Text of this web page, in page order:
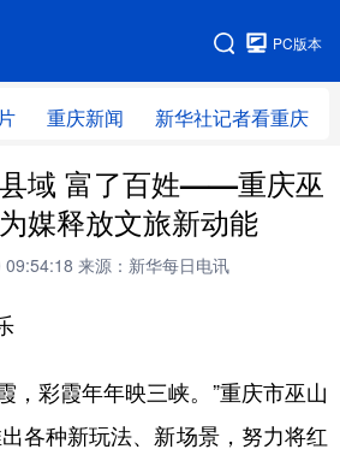
PC版本
重庆新闻 新华社记者看重庆
网站地图
域 富了百姓——重庆巫
媒释放文旅新动能
来源：新华每日电讯
彩霞年年映三峡。”重庆市巫山
各种新玩法、新场景，努力将红